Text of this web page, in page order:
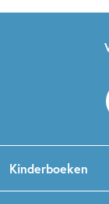
Kinderboeken